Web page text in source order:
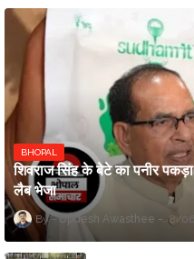
BHOPAL
शिवराज सिंह के बेटे का पनीर
लैब भेजा
Updesh Awasthee 8/